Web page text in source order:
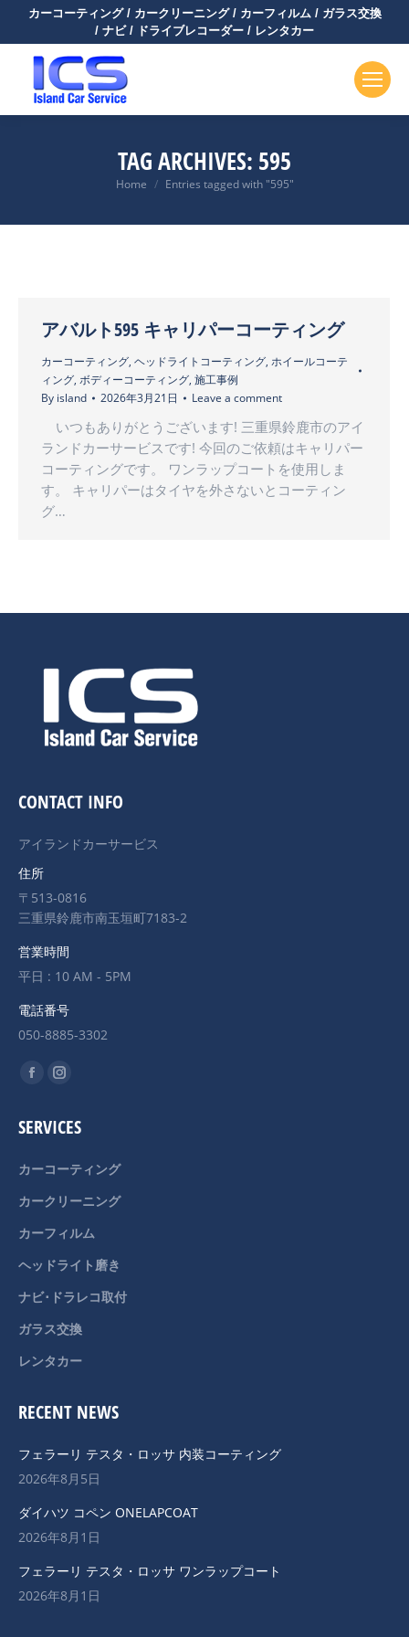
カーコーティング / カークリーニング / カーフィルム / ガラス交換
/ ナビ / ドライブレコーダー / レンタカー
TAG ARCHIVES: 595
You are here:
Home Entries tagged with "595"
アバルト595 キャリパーコーティング
カーコーティング, ヘッドライトコーティング, ホイールコーテ
ィング, ボディーコーティング, 施工事例
By island 2026年3月21日 Leave a comment
いつもありがとうございます! 三重県鈴鹿市のアイ
ランドカーサービスです! 今回のご依頼はキャリパー
コーティングです。 ワンラップコートを使用しま
す。 キャリパーはタイヤを外さないとコーティン
グ…
CONTACT INFO
アイランドカーサービス
住所
〒513-0816
三重県鈴鹿市南玉垣町7183-2
営業時間
平日 : 10 AM - 5PM
電話番号
050-8885-3302
Find us on:
Facebook
opens
new
window
Instagram
opens
new
window
SERVICES
カーコーティング
カークリーニング
カーフィルム
ヘッドライト磨き
ナビ･ドラレコ取付
ガラス交換
レンタカー
RECENT NEWS
フェラーリ テスタ・ロッサ 内装コーティング
2026年8月5日
ダイハツ コペン ONELAPCOAT
2026年8月1日
フェラーリ テスタ・ロッサ ワンラップコート
2026年8月1日